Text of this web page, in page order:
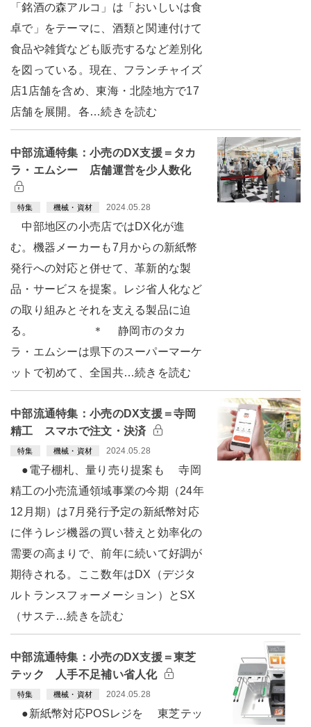
「銘酒の森アルコ」は「おいしいは食
卓で」をテーマに、酒類と関連付けて
食品や雑貨なども販売するなど差別化
を図っている。現在、フランチャイズ
店1店舗を含め、東海・北陸地方で17
店舗を展開。各…続きを読む
中部流通特集：小売のDX支援＝タカ
ラ・エムシー 店舗運営を少人数化
特集 機械・資材 2024.05.28
中部地区の小売店ではDX化が進
む。機器メーカーも7月からの新紙幣
発行への対応と併せて、革新的な製
品・サービスを提案。レジ省人化など
の取り組みとそれを支える製品に迫
る。 ＊ 静岡市のタカ
ラ・エムシーは県下のスーパーマーケ
ットで初めて、全国共…続きを読む
中部流通特集：小売のDX支援＝寺岡
精工 スマホで注文・決済
特集 機械・資材 2024.05.28
●電子棚札、量り売り提案も 寺岡
精工の小売流通領域事業の今期（24年
12月期）は7月発行予定の新紙幣対応
に伴うレジ機器の買い替えと効率化の
需要の高まりで、前年に続いて好調が
期待される。ここ数年はDX（デジタ
ルトランスフォーメーション）とSX
（サステ…続きを読む
中部流通特集：小売のDX支援＝東芝
テック 人手不足補い省人化
特集 機械・資材 2024.05.28
●新紙幣対応POSレジを 東芝テッ